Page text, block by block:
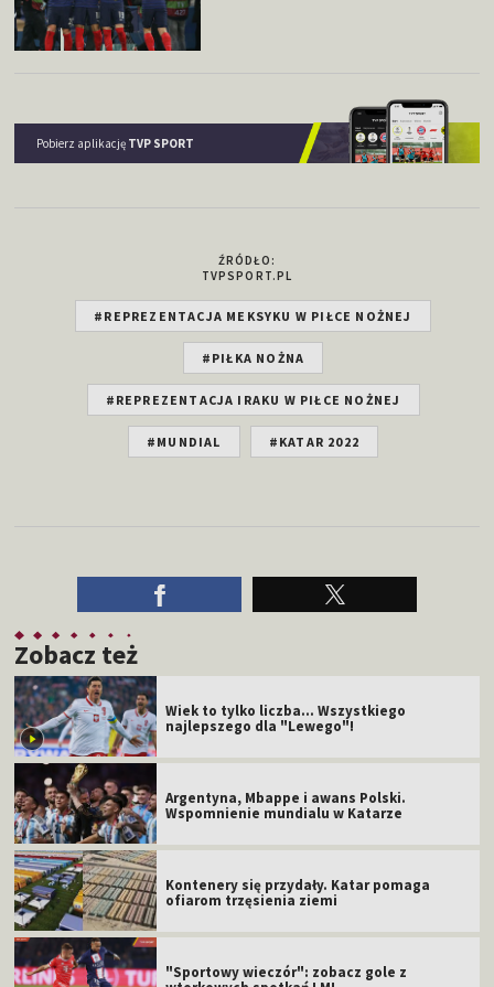
Pobierz aplikację TVP SPORT
ŹRÓDŁO:
TVPSPORT.PL
#REPREZENTACJA MEKSYKU W PIŁCE NOŻNEJ
#PIŁKA NOŻNA
#REPREZENTACJA IRAKU W PIŁCE NOŻNEJ
#MUNDIAL #KATAR 2022
Zobacz też
Wiek to tylko liczba... Wszystkiego
najlepszego dla "Lewego"!
Argentyna, Mbappe i awans Polski.
Wspomnienie mundialu w Katarze
Kontenery się przydały. Katar pomaga
ofiarom trzęsienia ziemi
"Sportowy wieczór": zobacz gole z